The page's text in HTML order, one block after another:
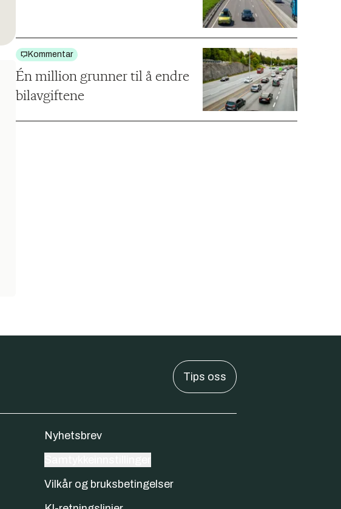
Kommentar
Én million grunner til å endre
bilavgiftene
Tips oss
Nyhetsbrev
Vilkår og bruksbetingelser